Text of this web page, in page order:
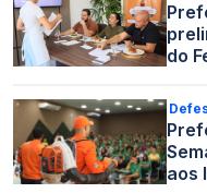
do
aos